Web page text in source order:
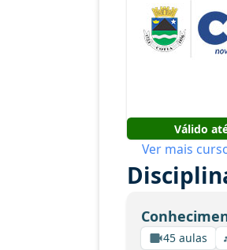
Válido
Ver mais
45 aulas